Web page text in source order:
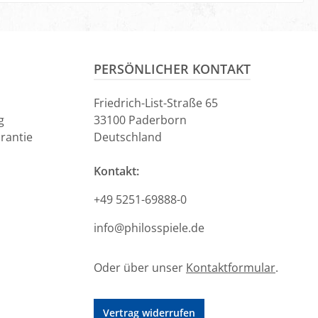
PERSÖNLICHER KONTAKT
Friedrich-List-Straße 65
33100 Paderborn
Deutschland
Kontakt:
+49 5251-69888-0
info@philosspiele.de
Oder über unser Kontaktformular.
Vertrag widerrufen